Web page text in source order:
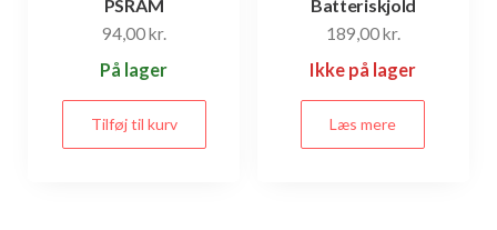
PSRAM
94,00kr.
På lager
Tilføj til kurv
Batteriskjold
189,00kr.
Ikke på lager
Læs mere